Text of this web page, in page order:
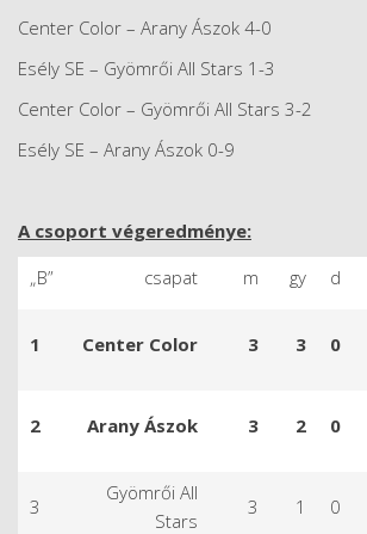
Center Color – Arany Ászok 4-0
Esély SE – Gyömrői All Stars 1-3
Center Color – Gyömrői All Stars 3-2
Esély SE – Arany Ászok 0-9
A csoport végeredménye:
„B”
csapat m gy d
1 Center Color 3 3 0
2 Arany Ászok 3 2 0
3
Gyömrői All
Stars
3 1 0